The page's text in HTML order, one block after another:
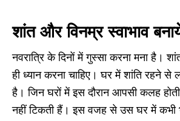
शांत और विनम्र स्वाभाव
नवरात्रि के दिनों में गुस्सा करना मना है।
ही ध्यान करना चाहिए। घर में शांति रहने से
है। जिन घरों में इस दौरान आपसी कलह होती
नहीं टिकती हैं। इस वजह से उस घर में कभी